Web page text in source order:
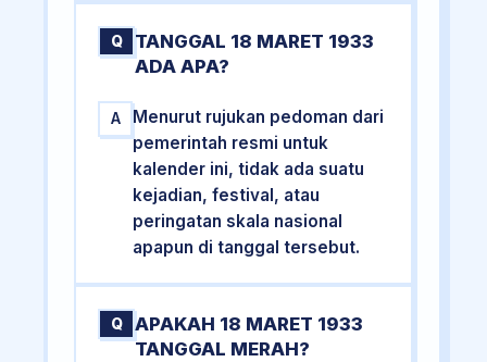
Q
TANGGAL 18 MARET 1933
ADA APA?
A
Menurut rujukan pedoman dari
pemerintah resmi untuk
kalender ini, tidak ada suatu
kejadian, festival, atau
peringatan skala nasional
apapun di tanggal tersebut.
Q
APAKAH 18 MARET 1933
TANGGAL MERAH?